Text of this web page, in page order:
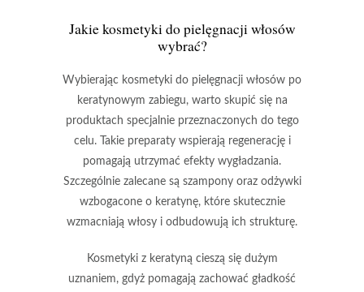
Jakie kosmetyki do pielęgnacji włosów
wybrać?
Wybierając kosmetyki do pielęgnacji włosów po
keratynowym zabiegu, warto skupić się na
produktach specjalnie przeznaczonych do tego
celu.Takie preparaty wspierają regenerację i
pomagają utrzymać efekty wygładzania.
Szczególnie zalecane są szamponyoraz odżywki
wzbogacone o keratynę, które skutecznie
wzmacniają włosy i odbudowują ich strukturę.
Kosmetyki z keratyną cieszą się dużym
uznaniem, gdyż pomagają zachować gładkość